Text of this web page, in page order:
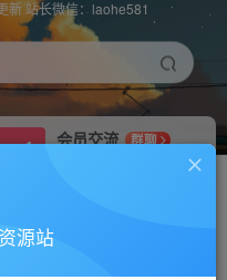
新 站长微信：laohe581
会员交流
群聊
源站